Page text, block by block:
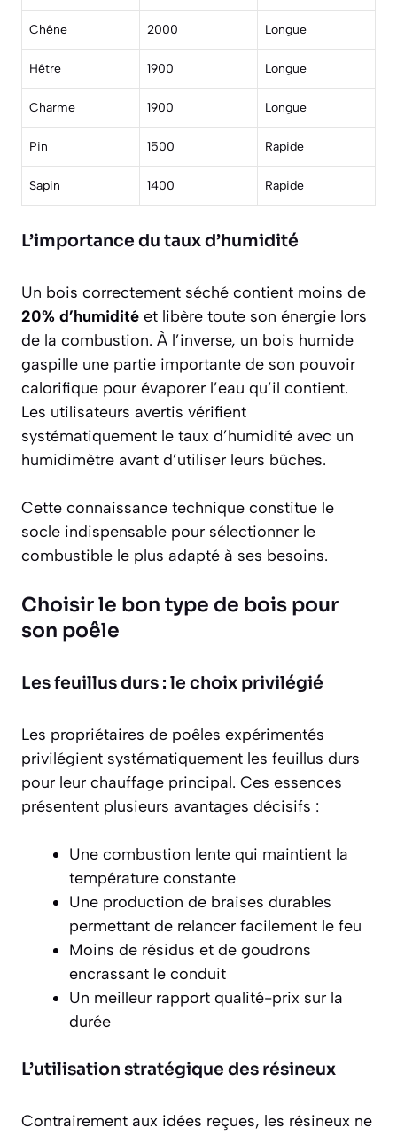
Chêne 2000 Longue
Hêtre 1900 Longue
Charme 1900 Longue
Pin 1500 Rapide
Sapin 1400 Rapide
L’importance du taux d’humidité
Un bois correctement séché contient moins de
20% d’humidité et libère toute son énergie lors
de la combustion. À l’inverse, un bois humide
gaspille une partie importante de son pouvoir
calorifique pour évaporer l’eau qu’il contient.
Les utilisateurs avertis vérifient
systématiquement le taux d’humidité avec un
humidimètre avant d’utiliser leurs bûches.
Cette connaissance technique constitue le
socle indispensable pour sélectionner le
combustible le plus adapté à ses besoins.
Choisir le bon type de bois pour
son poêle
Les feuillus durs : le choix privilégié
Les propriétaires de poêles expérimentés
privilégient systématiquement les feuillus durs
pour leur chauffage principal. Ces essences
présentent plusieurs avantages décisifs :
Une combustion lente qui maintient la
température constante
Une production de braises durables
permettant de relancer facilement le feu
Moins de résidus et de goudrons
encrassant le conduit
Un meilleur rapport qualité-prix sur la
durée
L’utilisation stratégique des résineux
Contrairement aux idées reçues, les résineux ne